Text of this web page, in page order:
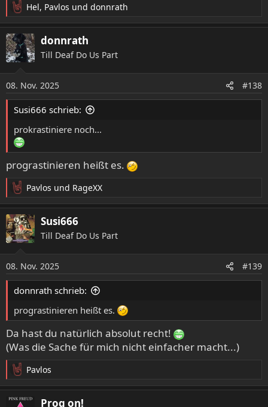
R
e
a
k
t
n
e
n
Hel, Pavlos und donnrath
donnrath
Till Deaf Do Us Part
08. Nov. 2025 #138
Susi666 schrieb:
prokrastiniere noch...
prograstinieren heißt es.
R
e
a
k
t
n
e
n
Pavlos und RageXX
Susi666
Till Deaf Do Us Part
08. Nov. 2025 #139
donnrath schrieb:
prograstinieren heißt es.
Da hast du natürlich absolut recht!
(Was die Sache für mich nicht einfacher macht...)
R
e
a
Pavlos
Prog on!